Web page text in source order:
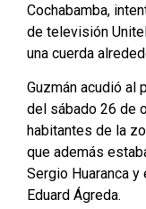
Cochabamba,
de televisión
una cuerda
Guzmán acudió al
del sábado 26 de
habitantes de la
que además
Sergio Huaranca y
Eduard Ágreda.